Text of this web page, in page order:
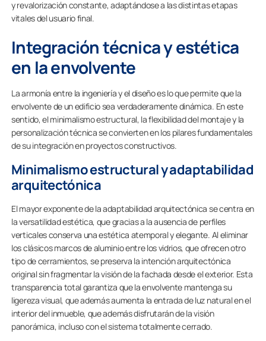
y revalorización constante, adaptándose a las distintas etapas
vitales del usuario final.
Integración técnica y estética
en la envolvente
La armonía entre la ingeniería y el diseño es lo que permite que la
envolvente de un edificio sea verdaderamente dinámica. En este
sentido, el minimalismo estructural, la flexibilidad del montaje y la
personalización técnica se convierten en los pilares fundamentales
de su integración en proyectos constructivos.
Minimalismo estructural y adaptabilidad
arquitectónica
El mayor exponente de la adaptabilidad arquitectónica se centra en
la versatilidad estética, que gracias a la ausencia de perfiles
verticales conserva una estética atemporal y elegante. Al eliminar
los clásicos marcos de aluminio entre los vidrios, que ofrecen otro
tipo de cerramientos, se preserva la intención arquitectónica
original sin fragmentar la visión de la fachada desde el exterior. Esta
transparencia total garantiza que la envolvente mantenga su
ligereza visual, que además aumenta la entrada de luz natural en el
interior del inmueble, que además disfrutarán de la visión
panorámica, incluso con el sistema totalmente cerrado.